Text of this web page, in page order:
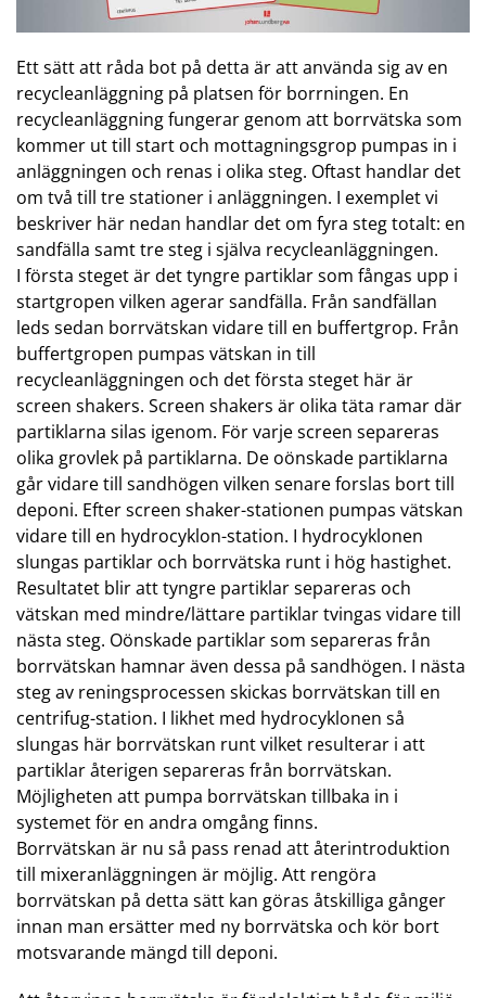
Ett sätt att råda bot på detta är att använda sig av en
recycleanläggning på platsen för borrningen. En
recycleanläggning fungerar genom att borrvätska som
kommer ut till start och mottagningsgrop pumpas in i
anläggningen och renas i olika steg. Oftast handlar det
om två till tre stationer i anläggningen. I exemplet vi
beskriver här nedan handlar det om fyra steg totalt: en
sandfälla samt tre steg i själva recycleanläggningen.
I första steget är det tyngre partiklar som fångas upp i
startgropen vilken agerar sandfälla. Från sandfällan
leds sedan borrvätskan vidare till en buffertgrop. Från
buffertgropen pumpas vätskan in till
recycleanläggningen och det första steget här är
screen shakers. Screen shakers är olika täta ramar där
partiklarna silas igenom. För varje screen separeras
olika grovlek på partiklarna. De oönskade partiklarna
går vidare till sandhögen vilken senare forslas bort till
deponi. Efter screen shaker-stationen pumpas vätskan
vidare till en hydrocyklon-station. I hydrocyklonen
slungas partiklar och borrvätska runt i hög hastighet.
Resultatet blir att tyngre partiklar separeras och
vätskan med mindre/lättare partiklar tvingas vidare till
nästa steg. Oönskade partiklar som separeras från
borrvätskan hamnar även dessa på sandhögen. I nästa
steg av reningsprocessen skickas borrvätskan till en
centrifug-station. I likhet med hydrocyklonen så
slungas här borrvätskan runt vilket resulterar i att
partiklar återigen separeras från borrvätskan.
Möjligheten att pumpa borrvätskan tillbaka in i
systemet för en andra omgång finns.
Borrvätskan är nu så pass renad att återintroduktion
till mixeranläggningen är möjlig. Att rengöra
borrvätskan på detta sätt kan göras åtskilliga gånger
innan man ersätter med ny borrvätska och kör bort
motsvarande mängd till deponi.